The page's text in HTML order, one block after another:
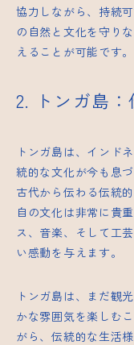
協力しながら、持続
の自然と文化を守り
えることが可能です。
2. トンガ島
トンガ島は、インド
統的な文化が今も息
古代から伝わる伝統
自の文化は非常に貴
ス、音楽、そして工
い感動を与えます。
トンガ島は、まだ観
かな雰囲気を楽しむ
がら、伝統的な生活